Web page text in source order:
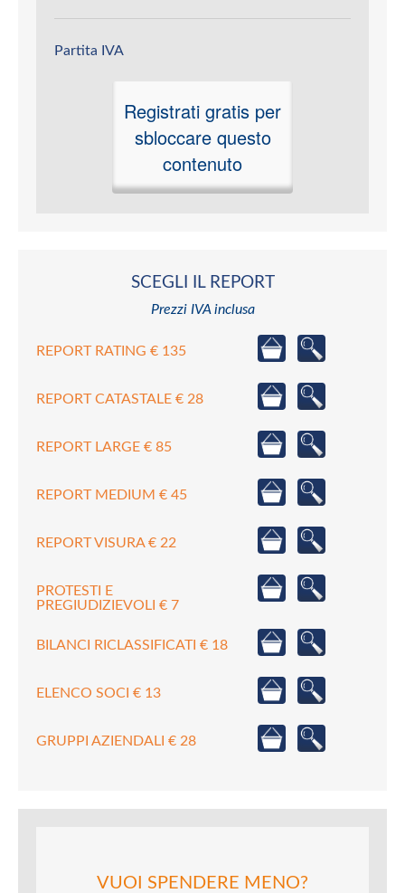
Partita IVA
Registrati gratis per
sbloccare questo
contenuto
SCEGLI IL REPORT
Prezzi IVA inclusa
REPORT RATING € 135
REPORT CATASTALE € 28
REPORT LARGE € 85
REPORT MEDIUM € 45
REPORT VISURA € 22
PROTESTI E
PREGIUDIZIEVOLI € 7
BILANCI RICLASSIFICATI € 18
ELENCO SOCI € 13
GRUPPI AZIENDALI € 28
VUOI SPENDERE MENO?